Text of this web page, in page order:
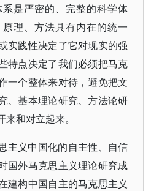
是严密的、完整的科学体
理、方法具有内在的统一
实践性决定了它对现实的强
特点决定了我们必须把马克
一个整体来对待，避免把文
、基本理论研究、方法论研
和对立起来。
主义中国化的自主性、自信
国外马克思主义理论研究成
建构中国自主的马克思主义